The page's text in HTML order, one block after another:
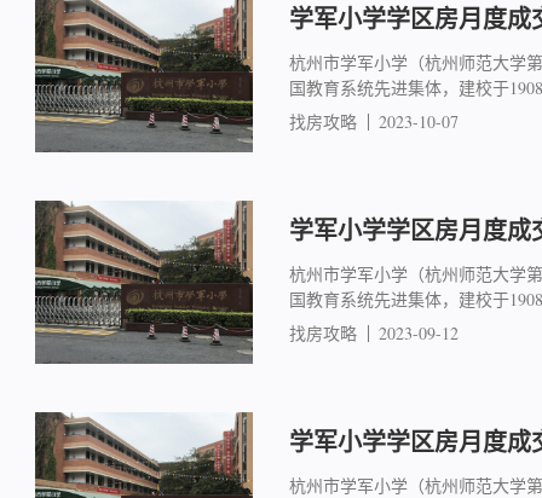
学军小学学区房月度
杭州市学军小学（杭州师范大学
国教育系统先进集体，建校于
找房攻略
2023-10-07
学军小学学区房月度成
杭州市学军小学（杭州师范大学
国教育系统先进集体，建校于
找房攻略
2023-09-12
学军小学学区房月度
杭州市学军小学（杭州师范大学